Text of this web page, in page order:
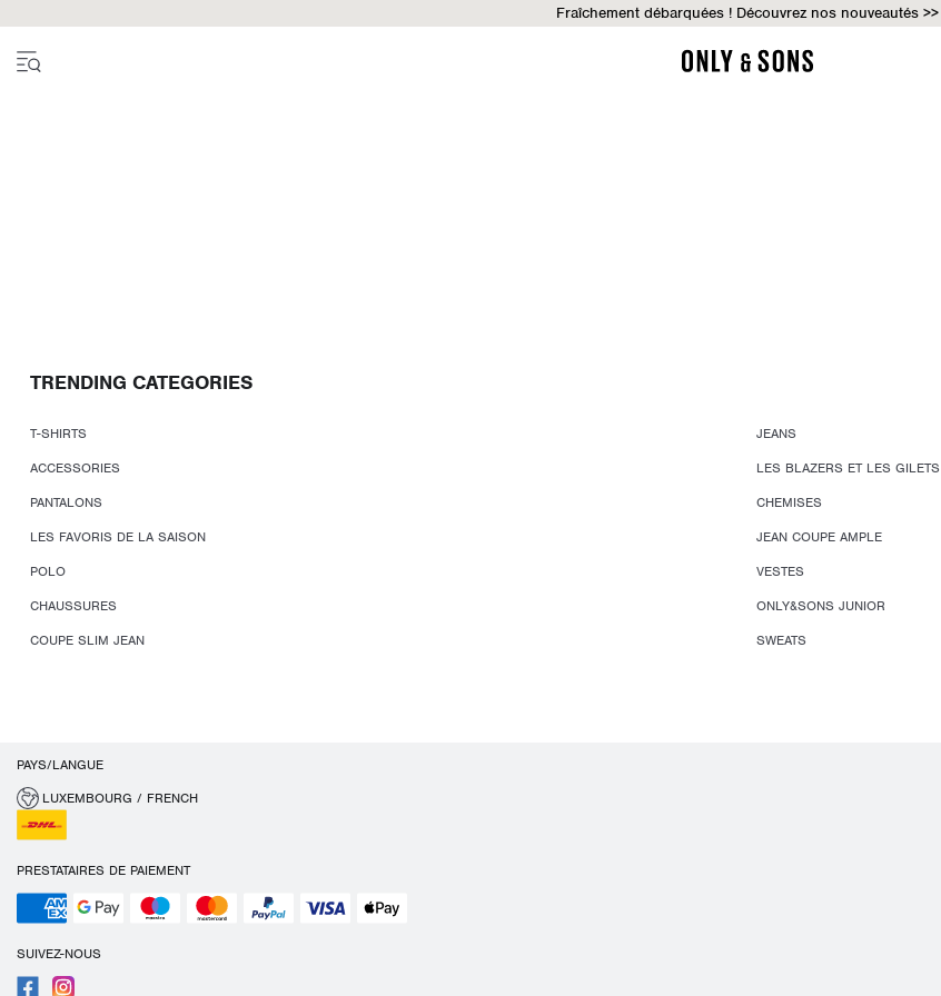
Fraîchement débarquées ! Découvrez nos nouveautés >>
TRENDING CATEGORIES
T-SHIRTS
JEANS
ACCESSORIES
LES BLAZERS ET LES GILETS
PANTALONS
CHEMISES
LES FAVORIS DE LA SAISON
JEAN COUPE AMPLE
POLO
VESTES
CHAUSSURES
ONLY&SONS JUNIOR
COUPE SLIM JEAN
SWEATS
PAYS/LANGUE
LUXEMBOURG / FRENCH
PRESTATAIRES DE PAIEMENT
SUIVEZ-NOUS